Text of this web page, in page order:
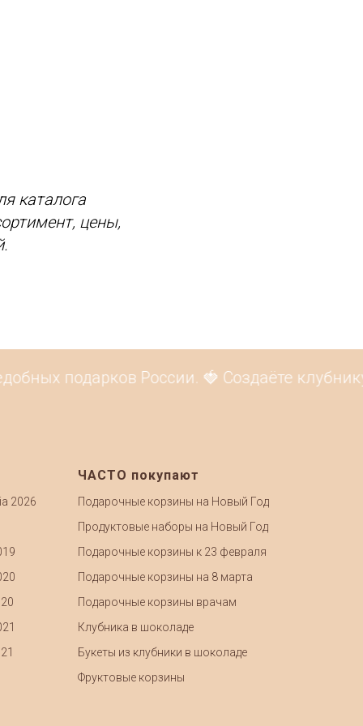
каталога
цены,
подарков России. 🍓 Создаёте
2026
ЧАСТО покупают
Подарочные корзины на Новый Год
Продуктовые наборы на Новый Год
Подарочные корзины к 23 февраля
Подарочные корзины на 8 марта
Подарочные корзины врачам
Клубника в шоколаде
Букеты из клубники в шоколаде
Фруктовые корзины